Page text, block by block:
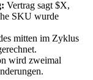
Vertrag sagt $X,
SKU wurde
mitten im Zyklus
wird zweimal